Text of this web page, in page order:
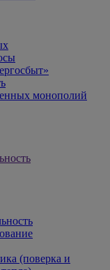
монополий
(поверка и